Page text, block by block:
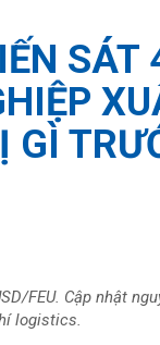
hải quan Dịch vụ
SÁT
GÌ
FEU. Cập nhật
logistics.